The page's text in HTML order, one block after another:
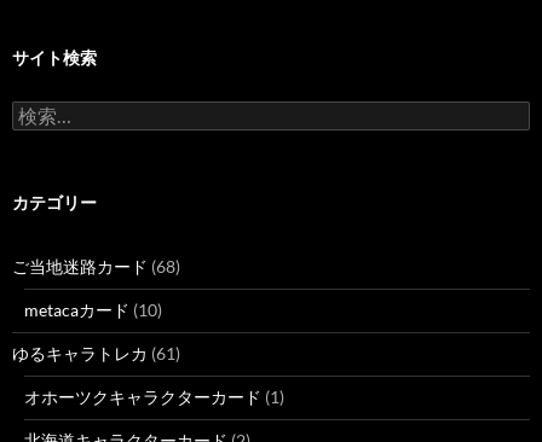
サイト検索
検
索:
カテゴリー
ご当地迷路カード (68)
metacaカード (10)
ゆるキャラトレカ (61)
オホーツクキャラクターカード (1)